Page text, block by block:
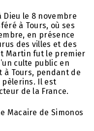
Dieu le 8 novembre
à Tours, où ses
en présence
des villes et des
Martin fut le premier
culte public en
à Tours, pendant de
pèlerins. Il est
de la France.
Macaire de Simonos